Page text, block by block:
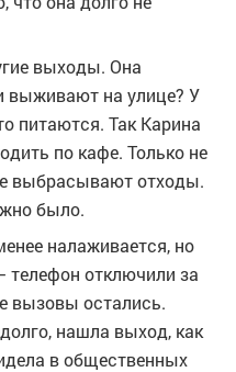
выходы. Она
выживают на улице? У
питаются. Так Карина
по кафе. Только не
выбрасывают отходы.
было.
налаживается, но
телефон отключили за
вызовы остались.
нашла выход, как
в общественных